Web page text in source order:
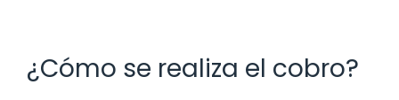
¿Cómo se realiza el cobro?